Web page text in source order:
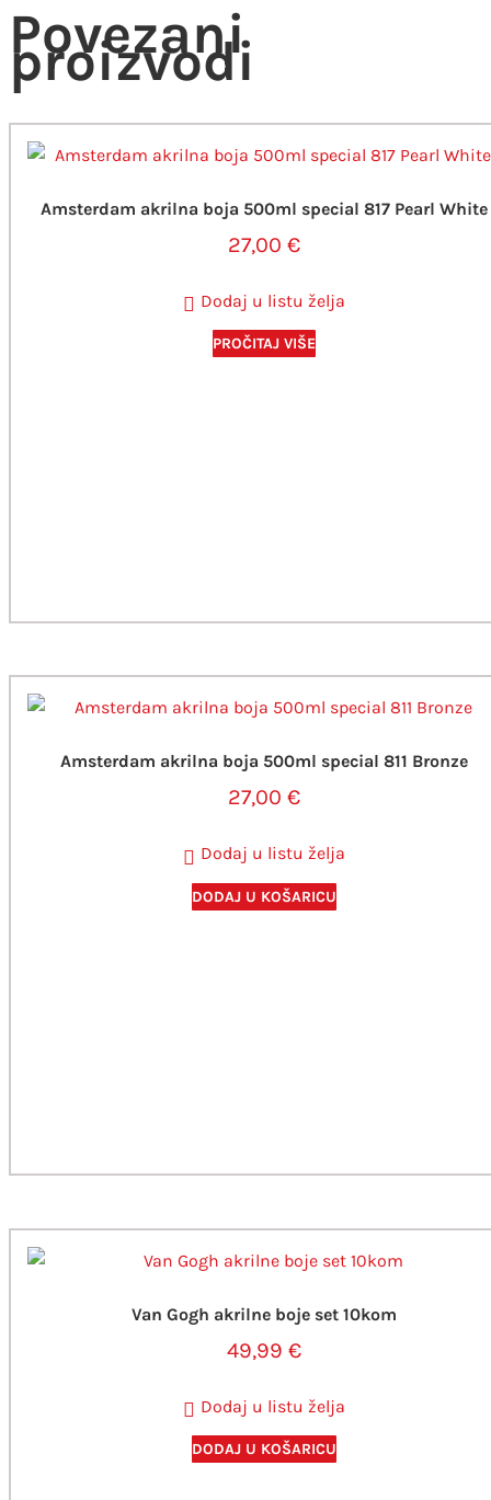
Povezani
proizvodi
Amsterdam akrilna boja 500ml special 817 Pearl White
27,00 €
Dodaj u listu želja
PROČITAJ VIŠE
Amsterdam akrilna boja 500ml special 811 Bronze
27,00 €
Dodaj u listu želja
DODAJ U KOŠARICU
Van Gogh akrilne boje set 10kom
49,99 €
Dodaj u listu želja
DODAJ U KOŠARICU